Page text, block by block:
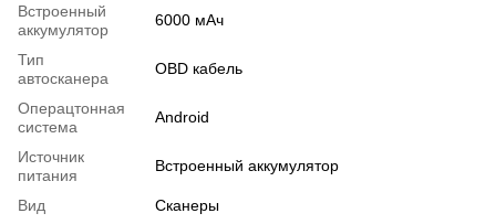
Встроенный
аккумулятор
6000 мАч
Тип
автосканера
OBD кабель
Операцтонная
система
Android
Источник
питания
Встроенный аккумулятор
Вид
Сканеры